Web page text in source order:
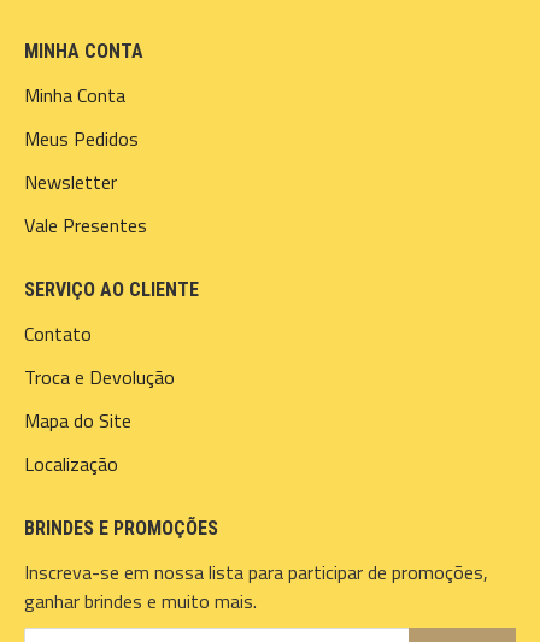
MINHA CONTA
Minha Conta
Meus Pedidos
Newsletter
Vale Presentes
SERVIÇO AO CLIENTE
Contato
Troca e Devolução
Mapa do Site
Localização
BRINDES E PROMOÇÕES
Inscreva-se em nossa lista para participar de promoções,
ganhar brindes e muito mais.